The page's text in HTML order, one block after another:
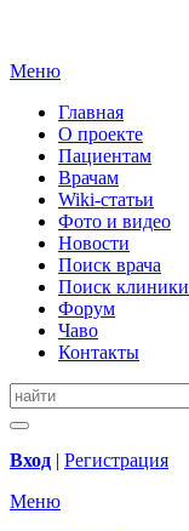
Меню
Главная
О проекте
Пациентам
Врачам
Wiki-статьи
Фото и видео
Новости
Поиск врача
Поиск клиники
Форум
Чаво
Контакты
Вход | Регистрация
Меню